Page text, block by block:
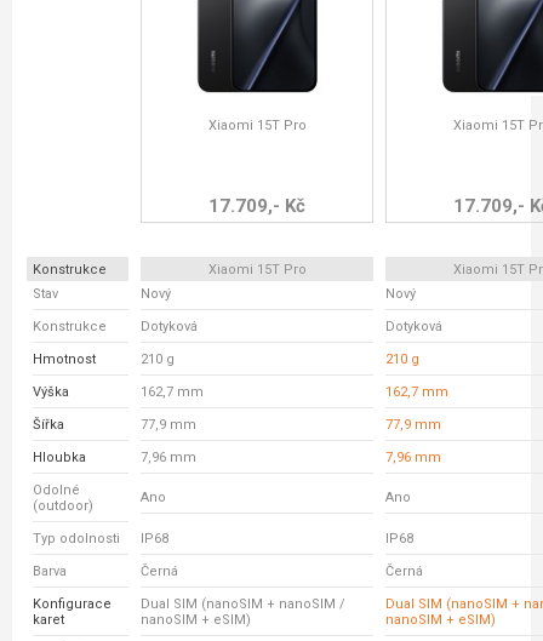
Xiaomi 15T Pro
17.709,- Kč
Xiaomi 15T
17.709,-
Konstrukce Xiaomi 15T Pro
Xiaomi 15T
Stav
Nový Nový
Konstrukce Dotyková Dotyková
Hmotnost 210 g 210 g
Výška 162,7 mm 162,7 mm
Šířka 77,9 mm 77,9 mm
Hloubka 7,96 mm 7,96 mm
Odolné
(outdoor)
Ano Ano
Typ odolnosti IP68 IP68
Barva Černá Černá
Konfigurace
karet
Dual SIM (nanoSIM + nanoSIM /
nanoSIM + eSIM)
Dual SIM (nanoSIM +
nanoSIM + eSIM)